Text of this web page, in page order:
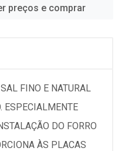
preços e comprar
FINO E NATURAL
ESPECIALMENTE
DO FORRO
ÀS PLACAS